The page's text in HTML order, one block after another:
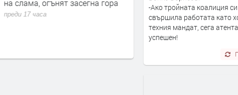
на слама, огънят засегна гора
преди 17 часа
Преображение Господне с
освещаване на първото
преди 18 часа
-Ако тройната коалиция
свършила работата като
техния мандат, сега
успешен!